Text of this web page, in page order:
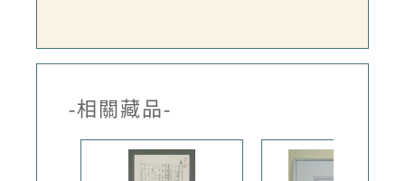
-相關藏品-